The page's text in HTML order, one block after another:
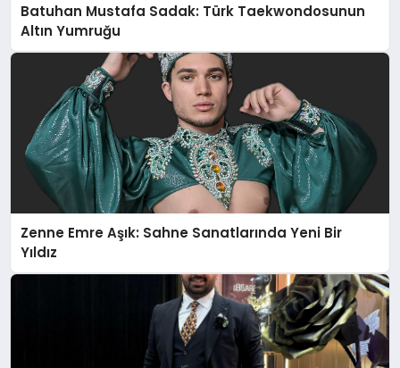
Batuhan Mustafa Sadak: Türk Taekwondosunun
Altın Yumruğu
Zenne Emre Aşık: Sahne Sanatlarında Yeni Bir
Yıldız